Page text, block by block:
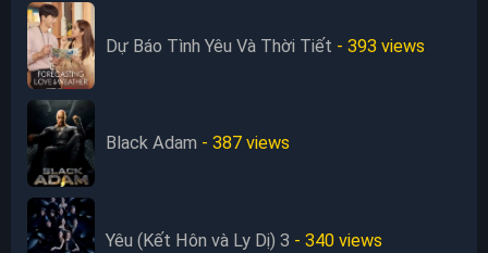
Dự Báo Tình Yêu Và Thời Tiết - 393 views
Black Adam - 387 views
Yêu (Kết Hôn và Ly Dị) 3 - 340 views